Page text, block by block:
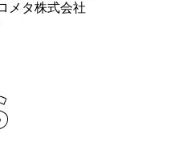
メタ株式会社